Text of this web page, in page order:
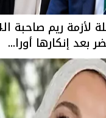
بعد إنكارها أورا...